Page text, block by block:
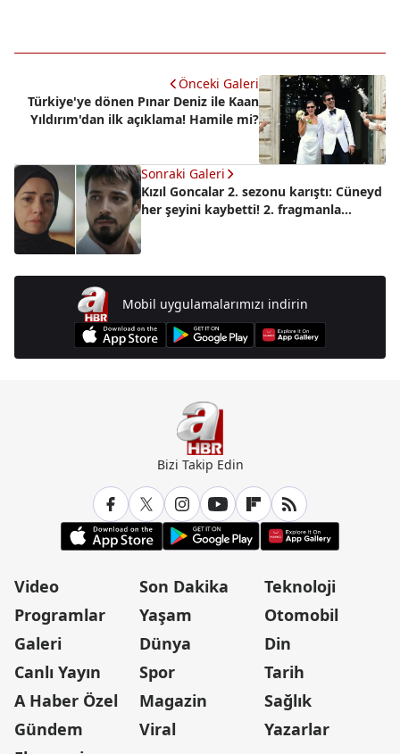
Önceki Galeri
Türkiye'ye dönen Pınar Deniz ile Kaan
Yıldırım'dan ilk açıklama! Hamile mi?
Sonraki Galeri
Kızıl Goncalar 2. sezonu karıştı: Cüneyd
her şeyini kaybetti! 2. fragmanla...
Mobil uygulamalarımızı indirin
Bizi Takip Edin
Video
Programlar
Galeri
Canlı Yayın
A Haber Özel
Gündem
Son Dakika
Yaşam
Dünya
Spor
Magazin
Viral
Teknoloji
Otomobil
Din
Tarih
Sağlık
Yazarlar